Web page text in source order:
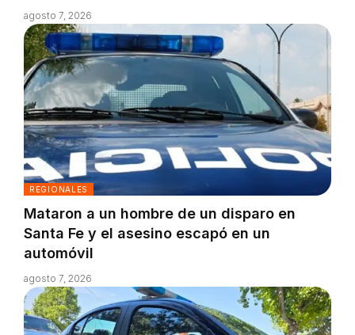
agosto 7, 2026
REGIONALES
Mataron a un hombre de un disparo en
Santa Fe y el asesino escapó en un
automóvil
agosto 7, 2026